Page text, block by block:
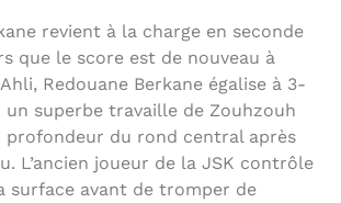
revient à la charge en seconde
que le score est de nouveau à
Ahli, Redouane Berkane égalise à 3-
superbe travaille de Zouhzouh
profondeur du rond central après
L’ancien joueur de la JSK contrôle
surface avant de tromper de